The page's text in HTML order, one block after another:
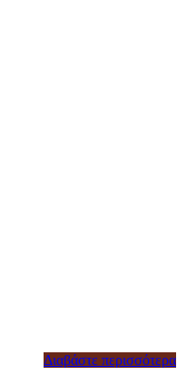
Διαβάστε περισσότερα